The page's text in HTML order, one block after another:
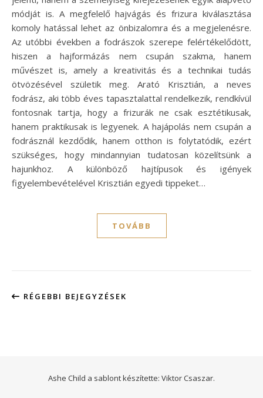
módját is. A megfelelő hajvágás és frizura kiválasztása
komoly hatással lehet az önbizalomra és a megjelenésre.
Az utóbbi években a fodrászok szerepe felértékelődött,
hiszen a hajformázás nem csupán szakma, hanem
művészet is, amely a kreativitás és a technikai tudás
ötvözésével születik meg. Arató Krisztián, a neves
fodrász, aki több éves tapasztalattal rendelkezik, rendkívül
fontosnak tartja, hogy a frizurák ne csak esztétikusak,
hanem praktikusak is legyenek. A hajápolás nem csupán a
fodrásznál kezdődik, hanem otthon is folytatódik, ezért
szükséges, hogy mindannyian tudatosan közelítsünk a
hajunkhoz. A különböző hajtípusok és igények
figyelembevételével Krisztián egyedi tippeket…
TOVÁBB
RÉGEBBI BEJEGYZÉSEK
Ashe Child a sablont készítette: Viktor Csaszar.